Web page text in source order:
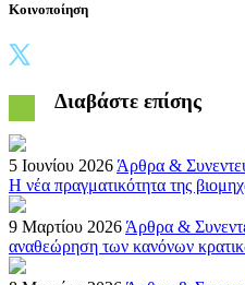
Κοινοποίηση
Διαβάστε επίσης
5 Ιουνίου 2026 Άρθρα &
Η νέα πραγματικότητα της
9 Μαρτίου 2026 Άρθρα &
αναθεώρηση των κανόνων